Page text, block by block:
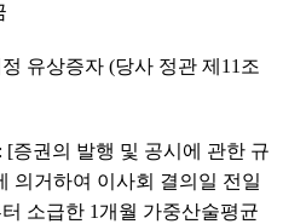
유상증자 (당사 정관 제11조
증권의 발행 및 공시에 관한 규
의거하여 이사회 결의일 전일
소급한 1개월 가중산술평균